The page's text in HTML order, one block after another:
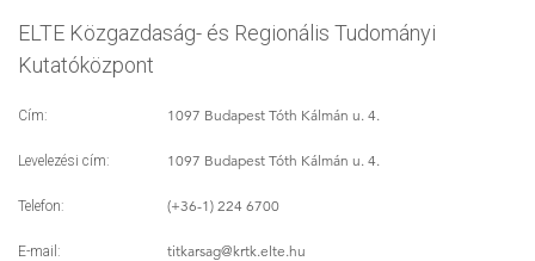
ELTE Közgazdaság- és Regionális Tudományi
Kutatóközpont
Cím: 1097 Budapest Tóth Kálmán u. 4.
Levelezési cím: 1097 Budapest Tóth Kálmán u. 4.
Telefon: (+36-1) 224 6700
E-mail: titkarsag@krtk.elte.hu